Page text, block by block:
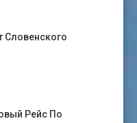
Словенского
Рейс По